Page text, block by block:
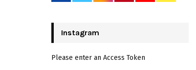
Instagram
Please enter an Access Token